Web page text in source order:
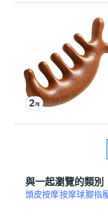
與一起瀏覽的類別
頭皮按摩按摩球腳指